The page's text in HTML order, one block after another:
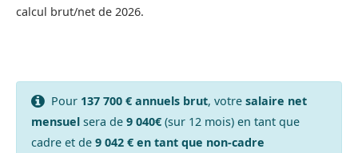
calcul brut/net de 2026.
Pour 137 700 € annuels brut, votre salaire net
mensuelsera de 9 040€(sur 12 mois) en tant que
cadre et de 9 042 € en tant que non-cadre